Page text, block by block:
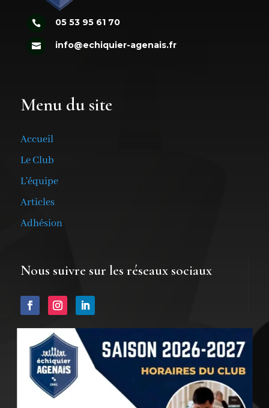
 05 53 95 61 70
 info@echiquier-agenais.fr
Menu du site
Accueil
Le Club
L'équipe
Articles
Adhésion
Nous suivre sur les réseaux sociaux